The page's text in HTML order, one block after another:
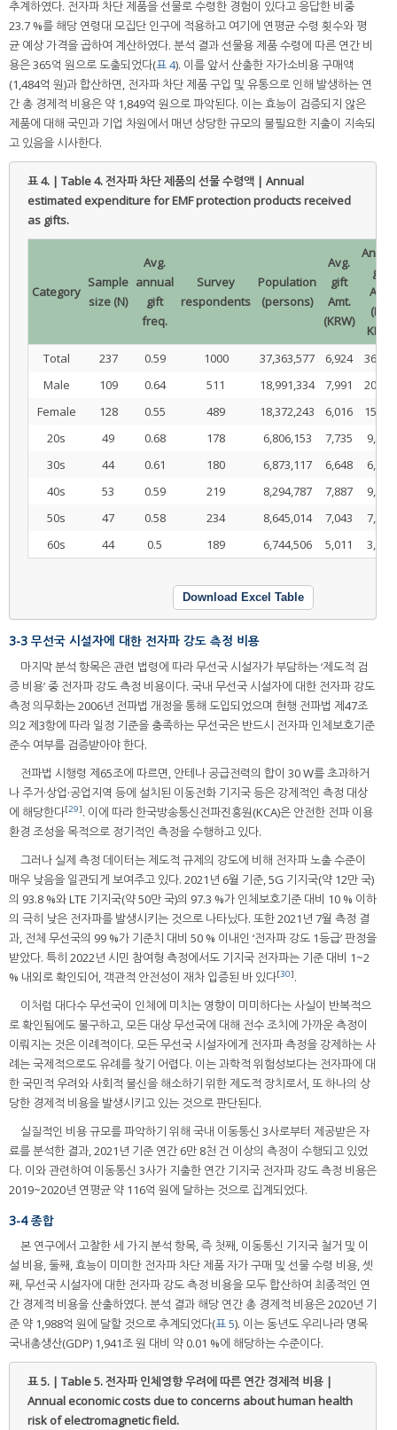
추계하였다. 전자파 차단 제품을 선물로 수령한 경험이 있다고 응답한 비중
23.7 %를 해당 연령대 모집단 인구에 적용하고 여기에 연평균 수령 횟수와 평
균 예상 가격을 곱하여 계산하였다. 분석 결과 선물용 제품 수령에 따른 연간 비
용은 365억 원으로 도출되었다(표 4). 이를 앞서 산출한 자가소비용 구매액
(1,484억 원)과 합산하면, 전자파 차단 제품 구입 및 유통으로 인해 발생하는 연
간 총 경제적 비용은 약 1,849억 원으로 파악된다. 이는 효능이 검증되지 않은
제품에 대해 국민과 기업 차원에서 매년 상당한 규모의 불필요한 지출이 지속되
고 있음을 시사한다.
표 4. | Table 4.전자파 차단 제품의 선물 수령액 | Annual
estimated expenditure for EMF protection products received
as gifts.
Category
Sample
size (N)
Avg.
annual
gift
freq.
Survey
respondents
Population
(persons)
Avg.
gift
Amt.
(KRW)
gift
Amt.
(Mil.
KRW)
Total
237 0.59 1000 37,363,577 6,924
36,478
Male
109 0.64 511 18,991,334 7,991
20,888
Female
128 0.55 489 18,372,243 6,016
15,972
20s
49 0.68 178 6,806,153 7,735
9,858
30s
44 0.61 180 6,873,117 6,648
6,854
40s
53 0.59 219 8,294,787 7,887
9,360
50s
47 0.58 234 8,645,014 7,043
7,112
60s
44 0.5 189 6,744,506 5,011 3,934
Download Excel Table
3-3 무선국 시설자에 대한 전자파 강도 측정 비용
마지막 분석 항목은 관련 법령에 따라 무선국 시설자가 부담하는 ‘제도적 검
증 비용’ 중 전자파 강도 측정 비용이다. 국내 무선국 시설자에 대한 전자파 강도
측정 의무화는 2006년 전파법 개정을 통해 도입되었으며 현행 전파법 제47조
의2 제3항에 따라 일정 기준을 충족하는 무선국은 반드시 전자파 인체보호기준
준수 여부를 검증받아야 한다.
전파법 시행령 제65조에 따르면, 안테나 공급전력의 합이 30 W를 초과하거
나 주거·상업·공업지역 등에 설치된 이동전화 기지국 등은 강제적인 측정 대상
에 해당한다[29]. 이에 따라 한국방송통신전파진흥원(KCA)은 안전한 전파 이용
환경 조성을 목적으로 정기적인 측정을 수행하고 있다.
그러나 실제 측정 데이터는 제도적 규제의 강도에 비해 전자파 노출 수준이
매우 낮음을 일관되게 보여주고 있다. 2021년 6월 기준, 5G 기지국(약 12만 국)
의 93.8 %와 LTE 기지국(약 50만 국)의 97.3 %가 인체보호기준 대비 10 % 이하
의 극히 낮은 전자파를 발생시키는 것으로 나타났다. 또한 2021년 7월 측정 결
과, 전체 무선국의 99 %가 기준치 대비 50 % 이내인 ‘전자파 강도 1등급’ 판정을
받았다. 특히 2022년 시민 참여형 측정에서도 기지국 전자파는 기준 대비 1~2
% 내외로 확인되어, 객관적 안전성이 재차 입증된 바 있다[30].
이처럼 대다수 무선국이 인체에 미치는 영향이 미미하다는 사실이 반복적으
로 확인됨에도 불구하고, 모든 대상 무선국에 대해 전수 조치에 가까운 측정이
이뤄지는 것은 이례적이다. 모든 무선국 시설자에게 전자파 측정을 강제하는 사
례는 국제적으로도 유례를 찾기 어렵다. 이는 과학적 위험성보다는 전자파에 대
한 국민적 우려와 사회적 불신을 해소하기 위한 제도적 장치로서, 또 하나의 상
당한 경제적 비용을 발생시키고 있는 것으로 판단된다.
실질적인 비용 규모를 파악하기 위해 국내 이동통신 3사로부터 제공받은 자
료를 분석한 결과, 2021년 기준 연간 6만 8천 건 이상의 측정이 수행되고 있었
다. 이와 관련하여 이동통신 3사가 지출한 연간 기지국 전자파 강도 측정 비용은
2019~2020년 연평균 약 116억 원에 달하는 것으로 집계되었다.
3-4 종합
본 연구에서 고찰한 세 가지 분석 항목, 즉 첫째, 이동통신 기지국 철거 및 이
설 비용, 둘째, 효능이 미미한 전자파 차단 제품 자가 구매 및 선물 수령 비용, 셋
째, 무선국 시설자에 대한 전자파 강도 측정 비용을 모두 합산하여 최종적인 연
간 경제적 비용을 산출하였다. 분석 결과 해당 연간 총 경제적 비용은 2020년 기
준 약 1,988억 원에 달할 것으로 추계되었다(표 5). 이는 동년도 우리나라 명목
국내총생산(GDP) 1,941조 원 대비 약 0.01 %에 해당하는 수준이다.
표 5. | Table 5.전자파 인체영향 우려에 따른 연간 경제적 비용 |
Annual economic costs due to concerns about human health
risk of electromagnetic field.